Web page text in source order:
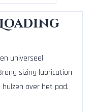
Loading
universeel
sizing lubrication
over het pad.